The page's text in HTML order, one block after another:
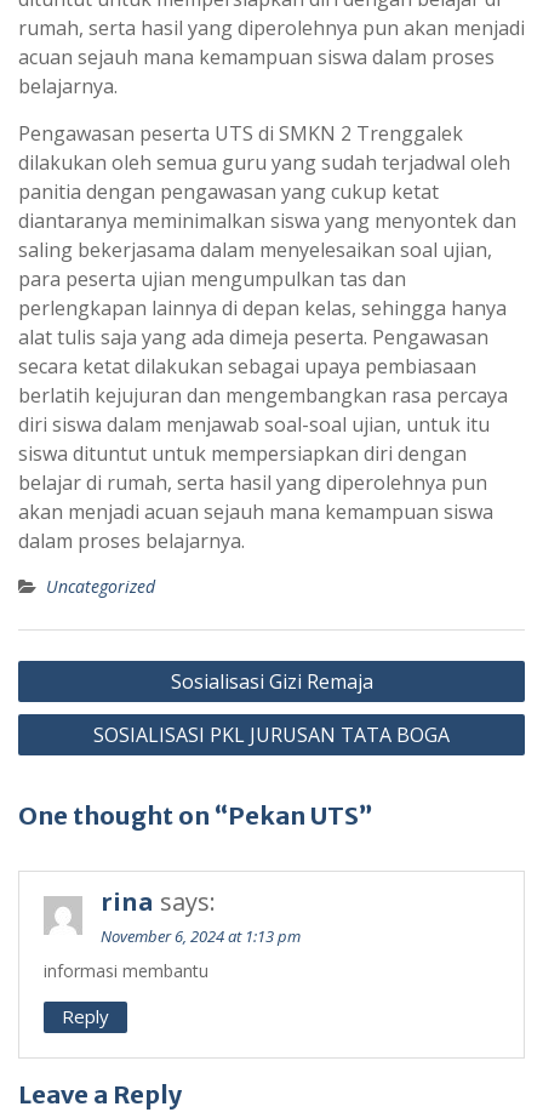
rumah, serta hasil yang diperolehnya pun akan menjadi
acuan sejauh mana kemampuan siswa dalam proses
belajarnya.
Pengawasan peserta UTS di SMKN 2 Trenggalek
dilakukan oleh semua guru yang sudah terjadwal oleh
panitia dengan pengawasan yang cukup ketat
diantaranya meminimalkan siswa yang menyontek dan
saling bekerjasama dalam menyelesaikan soal ujian,
para peserta ujian mengumpulkan tas dan
perlengkapan lainnya di depan kelas, sehingga hanya
alat tulis saja yang ada dimeja peserta. Pengawasan
secara ketat dilakukan sebagai upaya pembiasaan
berlatih kejujuran dan mengembangkan rasa percaya
diri siswa dalam menjawab soal-soal ujian, untuk itu
siswa dituntut untuk mempersiapkan diri dengan
belajar di rumah, serta hasil yang diperolehnya pun
akan menjadi acuan sejauh mana kemampuan siswa
dalam proses belajarnya.
Uncategorized
Post
navigation
Sosialisasi Gizi Remaja
SOSIALISASI PKL JURUSAN TATA BOGA
One thought on “Pekan UTS”
rina says:
November 6, 2024 at 1:13 pm
informasi membantu
Reply
Leave a Reply